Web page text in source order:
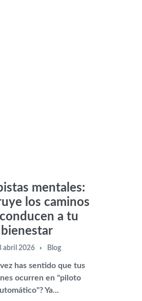
mentales:
los caminos
a tu
bienestar
abril 2026 Blog
has sentido que tus
ocurren en "piloto
Ya...